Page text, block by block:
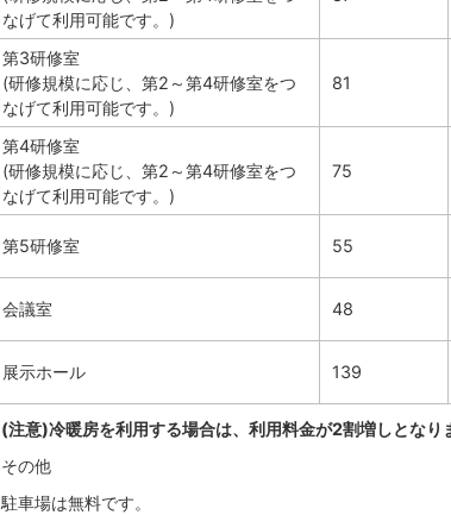
なげて利用可能です。)
第3研修室
(研修規模に応じ、第2～第4研修室をつ
なげて利用可能です。)
81
第4研修室
(研修規模に応じ、第2～第4研修室をつ
なげて利用可能です。)
75
第5研修室 55
会議室 48
展示ホール 139
(注意)冷暖房を利用する場合は、利用料金が2割増しとなり
その他
駐車場は無料です。